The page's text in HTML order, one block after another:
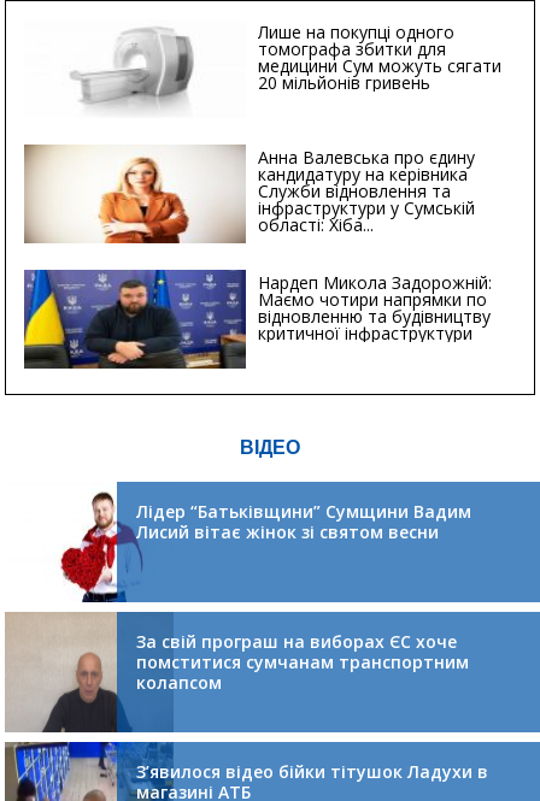
Лише на покупці одного
томографа збитки для
медицини Сум можуть сягати
20 мільйонів гривень
Анна Валевська про єдину
кандидатуру на керівника
Служби відновлення та
інфраструктури у Сумській
області: Хіба...
Нардеп Микола Задорожній:
Маємо чотири напрямки по
відновленню та будівництву
критичної інфраструктури
ВІДЕО
Лідер “Батьківщини” Сумщини Вадим
Лисий вітає жінок зі святом весни
За свій програш на виборах ЄС хоче
помститися сумчанам транспортним
колапсом
З’явилося відео бійки тітушок Ладухи в
магазині АТБ